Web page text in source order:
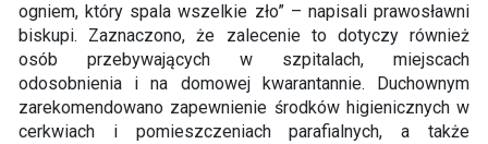
ogniem, który spala wszelkie zło” – napisali prawosławni
biskupi. Zaznaczono, że zalecenie to dotyczy również
osób przebywających w szpitalach, miejscach
odosobnienia i na domowej kwarantannie. Duchownym
zarekomendowano zapewnienie środków higienicznych w
cerkwiach i pomieszczeniach parafialnych, a także